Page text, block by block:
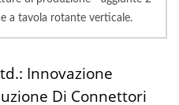
a tavola rotante verticale.
Innovazione
Di Connettori